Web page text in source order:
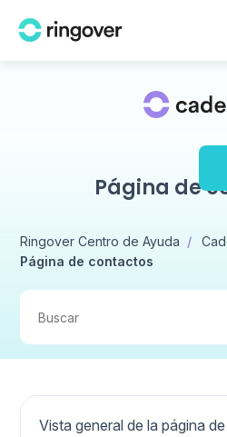
Página de
Ringover Centro de Ayuda
Página de contactos
Vista general de la página